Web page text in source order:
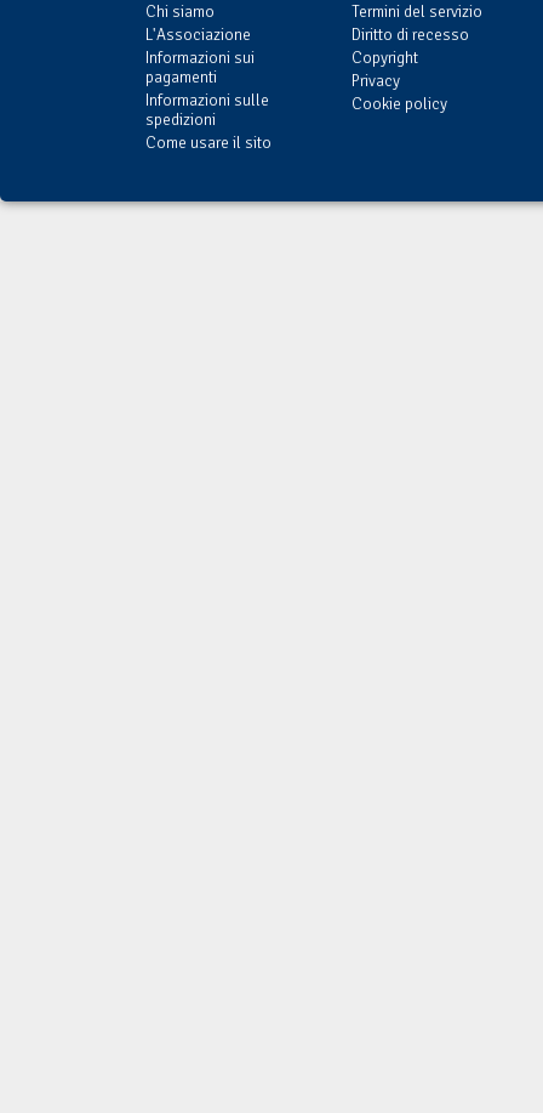
Chi siamo
L'Associazione
Informazioni sui
pagamenti
Informazioni sulle
spedizioni
Come usare il sito
Termini del servizio
Diritto di recesso
Copyright
Privacy
Cookie policy